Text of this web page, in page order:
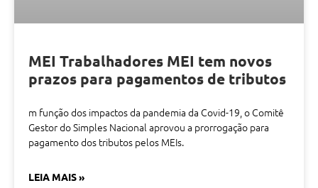
MEI Trabalhadores MEI tem novos
prazos para pagamentos de tributos
m função dos impactos da pandemia da Covid-19, o Comitê
Gestor do Simples Nacional aprovou a prorrogação para
pagamento dos tributos pelos MEIs.
LEIA MAIS »